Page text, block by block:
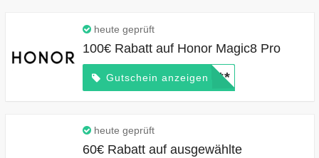
heute geprüft
100€ Rabatt auf Honor Magic8 Pro
Gutschein anzeigen*****
heute geprüft
60€ Rabatt auf ausgewählte